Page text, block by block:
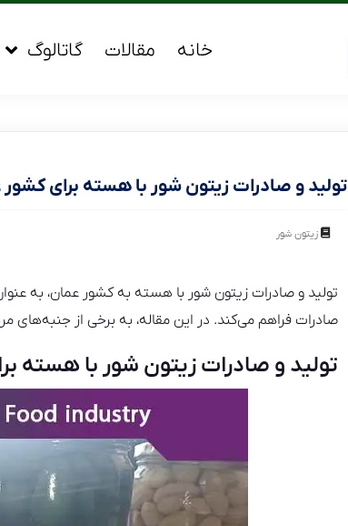
خانه مقالات گاتالوگ
تولید و صادرات زیتون شور با هسته برای
زیتون شور
تولید و صادرات زیتون شور با هسته به کشور عمان، به
صادرات فراهم می‌کند. در این مقاله، به برخی از جنبه‌های
تولید و صادرات زیتون شور با هسته